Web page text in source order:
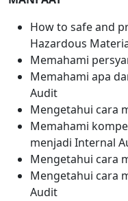
How to safe and
Hazardous
Memahami
Memahami apa
Audit
Mengetahui cara
Memahami
menjadi Internal
Mengetahui cara
Mengetahui cara
Audit